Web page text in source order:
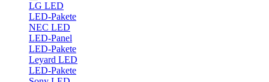
LG LED
LED-Pakete
NEC LED
LED-Panel
LED-Pakete
Leyard LED
LED-Pakete